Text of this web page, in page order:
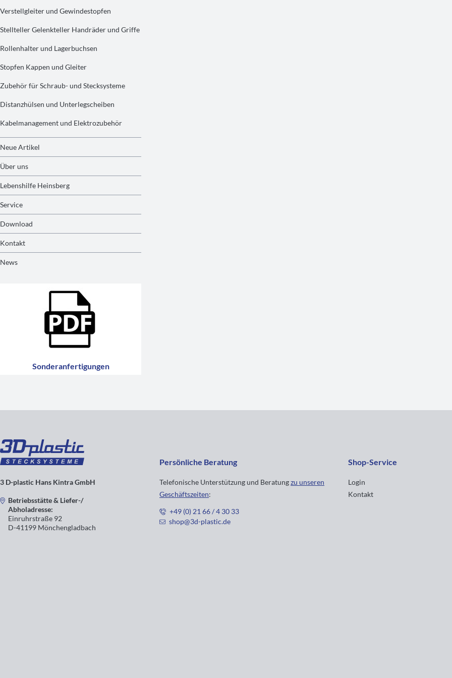
Verstellgleiter und Gewindestopfen
Stellteller Gelenkteller Handräder und Griffe
Rollenhalter und Lagerbuchsen
Stopfen Kappen und Gleiter
Zubehör für Schraub- und Stecksysteme
Distanzhülsen und Unterlegscheiben
Kabelmanagement und Elektrozubehör
Neue Artikel
Über uns
Lebenshilfe Heinsberg
Service
Download
Kontakt
News
Sonderanfertigungen
3 D-plastic Hans Kintra GmbH
Betriebsstätte & Liefer-/
Abholadresse:
Einruhrstraße 92
D-41199 Mönchengladbach
Persönliche Beratung
Telefonische Unterstützung und Beratungzu unseren
Geschäftszeiten:
+49 (0) 21 66 / 4 30 33
shop@3d-plastic.de
Shop-Service
Login
Kontakt